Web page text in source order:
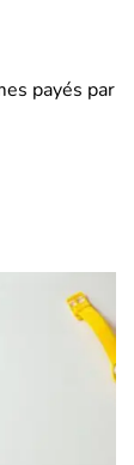
payés par